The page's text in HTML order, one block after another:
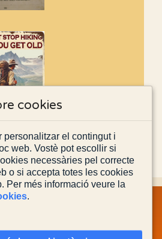
cookies
personalitzar el contingut i
web. Vostè pot escollir si
necessàries pel correcte
o si accepta totes les cookies
Per més informació veure la
.